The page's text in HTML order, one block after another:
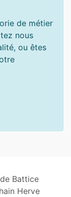
de métier
nous
ou êtes
Battice
Herve